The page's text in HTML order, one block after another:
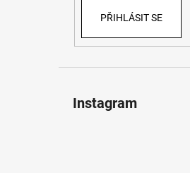
PŘIHLÁSIT SE
Instagram